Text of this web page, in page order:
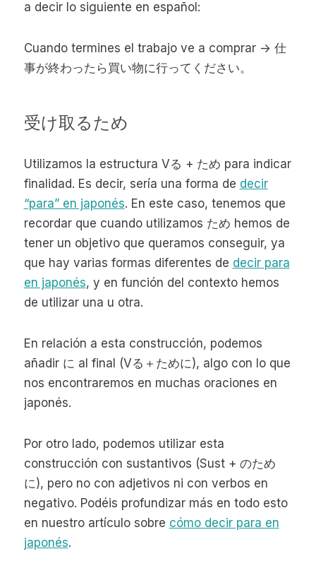
a decir lo siguiente en español:
Cuando termines el trabajo ve a comprar -> 仕
事が終わったら買い物に行ってください。
受け取るため
Utilizamos la estructura Vる + ため para indicar
finalidad. Es decir, sería una forma de decir
“para” en japonés. En este caso, tenemos que
recordar que cuando utilizamos ため hemos de
tener un objetivo que queramos conseguir, ya
que hay varias formas diferentes de decir para
en japonés, y en función del contexto hemos
de utilizar una u otra.
En relación a esta construcción, podemos
añadir に al final (Vる＋ために), algo con lo que
nos encontraremos en muchas oraciones en
japonés.
Por otro lado, podemos utilizar esta
construcción con sustantivos (Sust + のため
に), pero no con adjetivos ni con verbos en
negativo. Podéis profundizar más en todo esto
en nuestro artículo sobre cómo decir para en
japonés.